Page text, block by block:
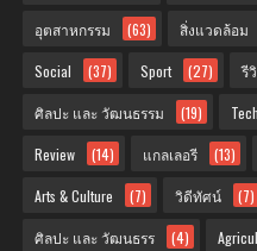
อุตสาหกรรม (63) สิ่งแวดล้อม
Social (37) Sport (27) รี
ศิลปะ และ วัฒนธรรม (19)
Review (14) แกลเลอรี (13)
Arts & Culture (7) วิดีทัศน์ (7)
ศิลปะ และ วัฒนธรร (4)